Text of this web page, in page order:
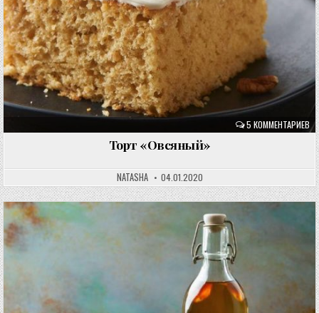
5 КОММЕНТАРИЕВ
Торт «Овсяный»
NATASHA 04.01.2020